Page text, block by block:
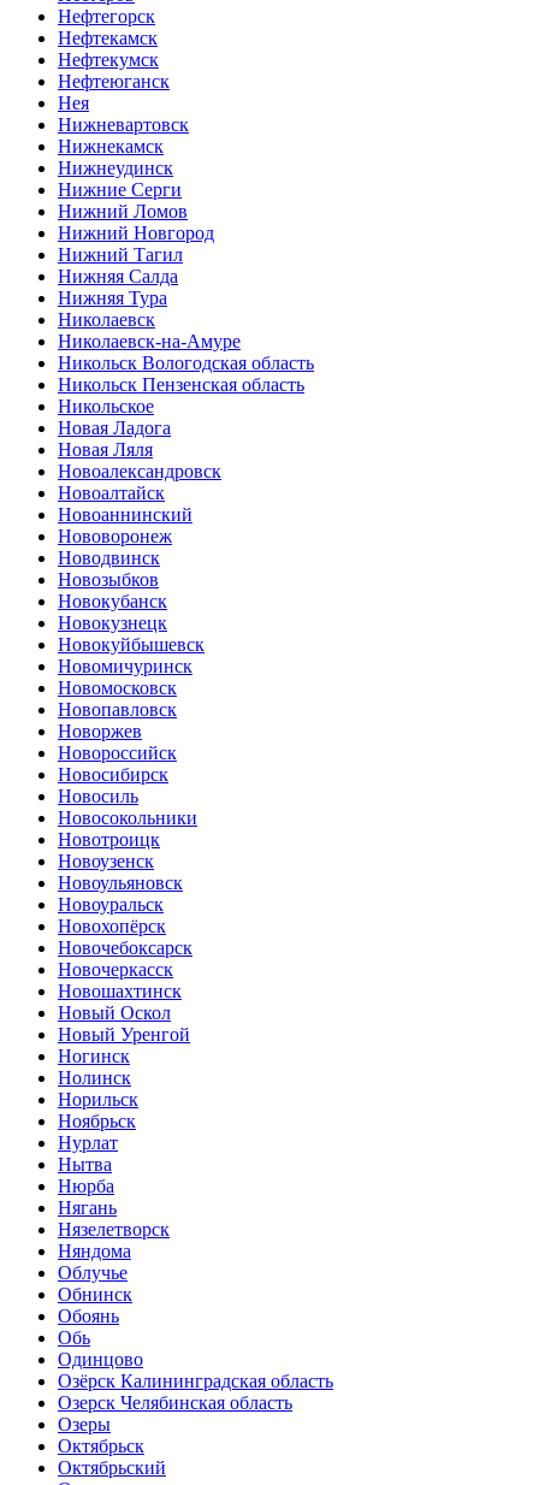
Нефтегорск
Нефтекамск
Нефтекумск
Нефтеюганск
Нея
Нижневартовск
Нижнекамск
Нижнеудинск
Нижние Серги
Нижний Ломов
Нижний Новгород
Нижний Тагил
Нижняя Салда
Нижняя Тура
Николаевск
Николаевск-на-Амуре
Никольск Вологодская область
Никольск Пензенская область
Никольское
Новая Ладога
Новая Ляля
Новоалександровск
Новоалтайск
Новоаннинский
Нововоронеж
Новодвинск
Новозыбков
Новокубанск
Новокузнецк
Новокуйбышевск
Новомичуринск
Новомосковск
Новопавловск
Новоржев
Новороссийск
Новосибирск
Новосиль
Новосокольники
Новотроицк
Новоузенск
Новоульяновск
Новоуральск
Новохопёрск
Новочебоксарск
Новочеркасск
Новошахтинск
Новый Оскол
Новый Уренгой
Ногинск
Нолинск
Норильск
Ноябрьск
Нурлат
Нытва
Нюрба
Нягань
Нязелетворск
Няндома
Облучье
Обнинск
Обоянь
Обь
Одинцово
Озёрск Калининградская область
Озерск Челябинская область
Озеры
Октябрьск
Октябрьский